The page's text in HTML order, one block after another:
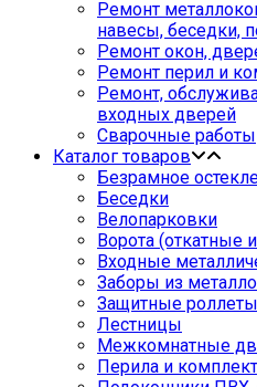
Ремонт
навесы, беседки,
Ремонт окон,
Ремонт перил и
Ремонт,
входных дверей
Сварочные работы
Каталог товаров
Безрамное
Беседки
Велопарковки
Ворота (откатные
Входные
Заборы из
Защитные роллеты
Лестницы
Межкомнатные
Перила и